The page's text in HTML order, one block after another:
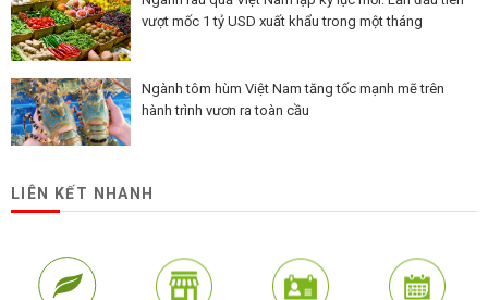
vượt mốc 1 tỷ USD xuất khẩu trong một tháng
Ngành tôm hùm Việt Nam tăng tốc mạnh mẽ trên
hành trình vươn ra toàn cầu
LIÊN KẾT NHANH